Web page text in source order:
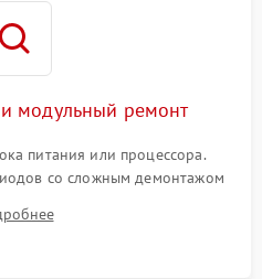
модульный ремонт
питания или процессора.
со сложным демонтажом
поврежденных дорожек,
памяти EEPROM